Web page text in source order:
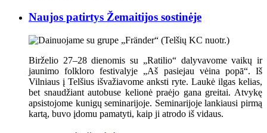
Naujos patirtys Žemaitijos sostinėje
Birželio 27–28 dienomis su „Ratilio“ dalyvavome vaikų ir
jaunimo folkloro festivalyje „Aš pasiejau vėina popā“. Iš
Vilniaus į Telšius išvažiavome anksti ryte. Laukė ilgas kelias,
bet snaudžiant autobuse kelionė praėjo gana greitai. Atvykę
apsistojome kunigų seminarijoje. Seminarijoje lankiausi pirmą
kartą, buvo įdomu pamatyti, kaip ji atrodo iš vidaus.